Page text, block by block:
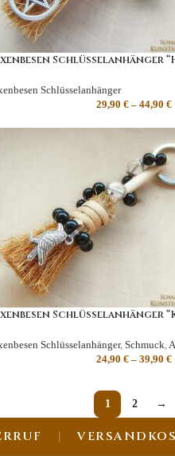
Schlüsselanhänger
Schlüsselanhänger
29,90€ –44,90€
Schlüsselanhänger
Schlüsselanhänger, Schmuck,
24,90€ –39,90€
1 2 →